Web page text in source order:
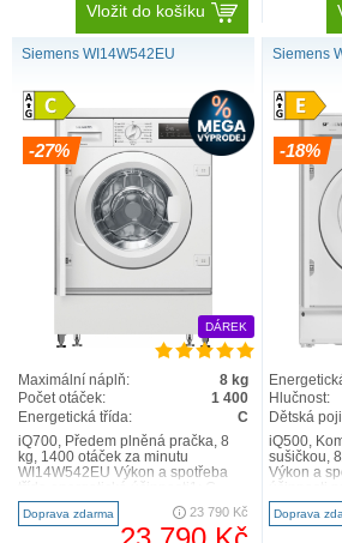
Vložit do košíku
Siemens WI14W542EU
-27%
DÁREK
Maximální náplň:
8 kg
Počet otáček:
1 400
Energetická třída:
C
iQ700, Předem plněná pračka, 8
kg, 1400 otáček za minutu
WI14W542EU Výkon a spotřeba
energie2 / voda3: 62 kWh ..
Doprava zdarma 23 790 Kč
Siemens
-18%
Hlučnost:
Dětská
iQ500,
sušičkou,
Výkon a
Doprava